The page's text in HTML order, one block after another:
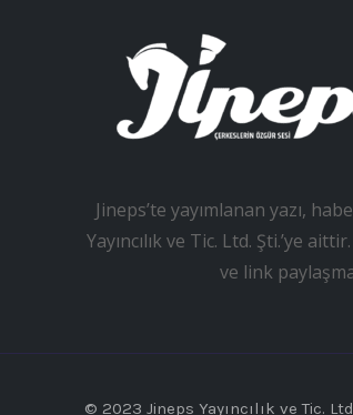
Jineps’te yayımlanan yazı,
Yayıncılık ve Tic. Ltd. Şti.’ye
ve link
© 2023 Jineps Yayıncılık ve Tic.